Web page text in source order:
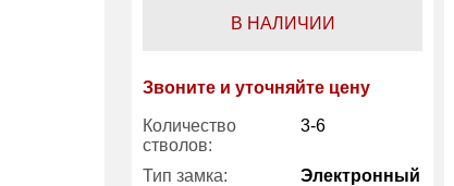
В НАЛИЧИИ
Звоните и уточняйте цену
Количество
стволов:
3-6
Тип замка: Электронный